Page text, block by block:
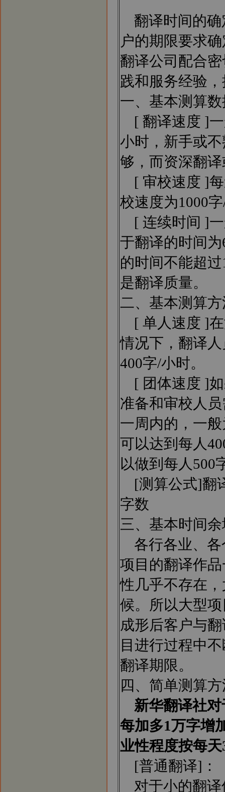
翻译时间的确
户的期限要求
翻译公司配合
践和服务经验
一、基本测算数
[ 翻译速度 ]一
小时，新手或
够，而资深翻
[ 审校速度 ]每
校速度为1000
[ 连续时间 ]一
于翻译的时间
的时间不能超
是翻译质量。
二、基本测算方
[ 单人速度 ]在
情况下，翻译
400字/小时。
[ 团体速度 ]如
准备和审校人
一周内的，一
可以达到每人
以做到每人500
[测算公式]翻
字数
三、基本时间余
各行各业、各
项目的翻译作
性几乎不存在
候。所以大型
成形后客户与
目进行过程中
翻译期限。
四、简单测算
新华翻译社
每加多1万字增
业性程度按每
[普通翻译]：
对于小的翻译